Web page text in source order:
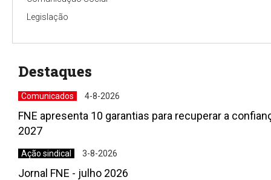
Legislação
Destaques
Comunicados 4-8-2026
FNE apresenta 10 garantias para recuperar a
2027
Ação sindical 3-8-2026
Jornal FNE - julho 2026